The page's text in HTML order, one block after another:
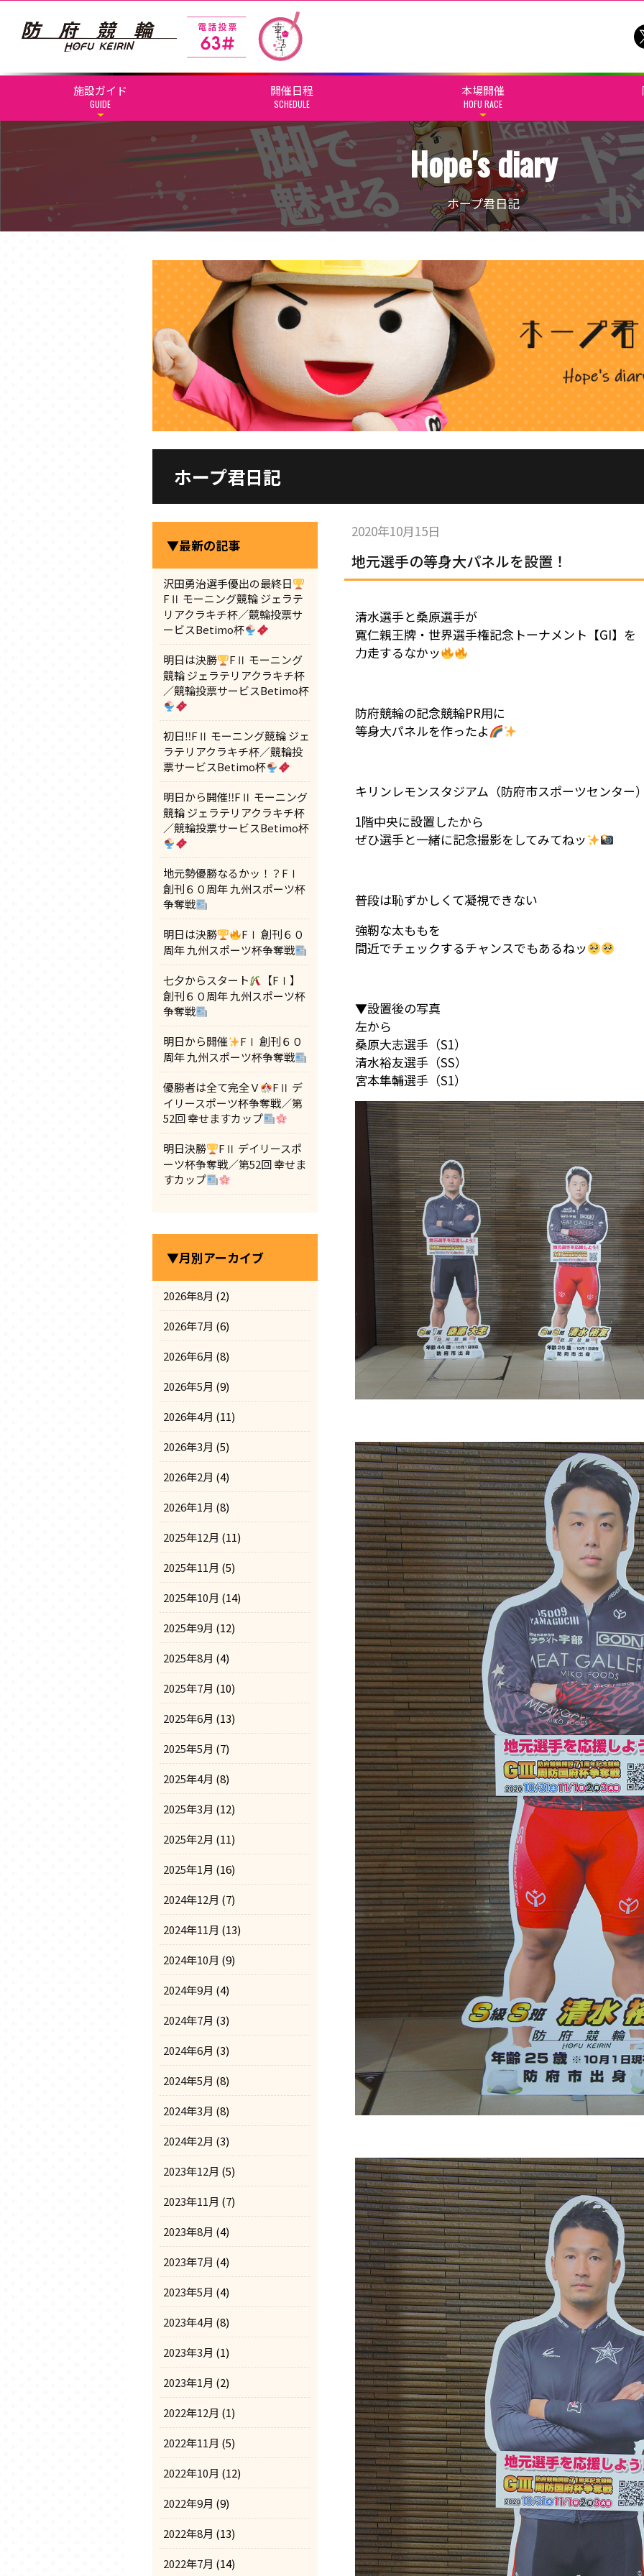
施設ガイド
GUIDE
開催日程
SCHEDULE
本場開催
HOFU RACE
Hope's diary
ホープ君日記
ホープ君日記
▼最新の記事
沢田勇治選手優出の最終日
FⅡ モーニング競輪 ジェラテ
リアクラキチ杯／競輪投票サ
ービスBetimo杯
明日は決勝
FⅡ モーニング
競輪 ジェラテリアクラキチ杯
／競輪投票サービスBetimo杯
初日‼FⅡ モーニング競輪 ジェ
ラテリアクラキチ杯／競輪投
票サービスBetimo杯
明日から開催‼FⅡ モーニング
競輪 ジェラテリアクラキチ杯
／競輪投票サービスBetimo杯
地元勢優勝なるかッ！？FⅠ
創刊６０周年 九州スポーツ杯
争奪戦
明日は決勝
FⅠ 創刊６０
周年 九州スポーツ杯争奪戦
七夕からスタート
【FⅠ】
創刊６０周年 九州スポーツ杯
争奪戦
明日から開催
FⅠ 創刊６０
周年 九州スポーツ杯争奪戦
優勝者は全て完全Ｖ
FⅡ デ
イリースポーツ杯争奪戦／第
52回 幸せますカップ
明日決勝
FⅡ デイリースポ
ーツ杯争奪戦／第52回 幸せま
すカップ
▼月別アーカイブ
2026年8月 (2)
2026年7月 (6)
2026年6月 (8)
2026年5月 (9)
2026年4月 (11)
2026年3月 (5)
2026年2月 (4)
2026年1月 (8)
2025年12月 (11)
2025年11月 (5)
2025年10月 (14)
2025年9月 (12)
2025年8月 (4)
2025年7月 (10)
2025年6月 (13)
2025年5月 (7)
2025年4月 (8)
2025年3月 (12)
2025年2月 (11)
2025年1月 (16)
2024年12月 (7)
2024年11月 (13)
2024年10月 (9)
2024年9月 (4)
2024年7月 (3)
2024年6月 (3)
2024年5月 (8)
2024年3月 (8)
2024年2月 (3)
2023年12月 (5)
2023年11月 (7)
2023年8月 (4)
2023年7月 (4)
2023年5月 (4)
2023年4月 (8)
2023年3月 (1)
2023年1月 (2)
2022年12月 (1)
2022年11月 (5)
2022年10月 (12)
2022年9月 (9)
2022年8月 (13)
2022年7月 (14)
2020年10月15日
地元選手の等身大パネルを設置！
清水選手と桑原選手が
寬仁親王牌・世界選手権記念トーナメント【GI】を
力走するなかッ
防府競輪の記念競輪PR用に
等身大パネルを作ったよ
キリンレモンスタジアム（防府市スポーツセンター
1階中央に設置したから
ぜひ選手と一緒に記念撮影をしてみてねッ
普段は恥ずかしくて凝視できない
強靭な太ももを
間近でチェックするチャンスでもあるねッ
▼設置後の写真
左から
桑原大志選手（S1）
清水裕友選手（SS）
宮本隼輔選手（S1）